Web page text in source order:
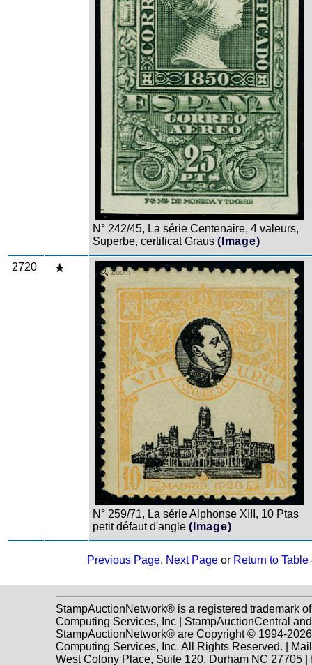
N° 242/45, La série Centenaire, 4 valeurs,
Superbe, certificat Graus (Image)
2720 Zoom
N° 259/71, La série Alphonse XIII, 10 Ptas
petit défaut d'angle (Image)
Previous Page, Next Pageor Return to
StampAuctionNetwork® is a registered trademark
Computing Services, Inc | StampAuctionCentral and
StampAuctionNetwork® are Copyright © 1994-
Computing Services, Inc. All Rights Reserved. |
West Colony Place, Suite 120, Durham NC 27705 |